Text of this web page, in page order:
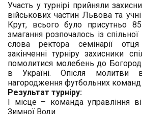
Участь у турнірі прийняли
військових частин Львова та
Крут, всього було присутньо
змагання розпочалось із
слова ректора семінарії
закінченні турніру захисники
помолитися молебень до
в Україні. Опісля молитви
нагородження футбольних команд
Результат турніру:
Ι місце – команда управління
Зимної Води